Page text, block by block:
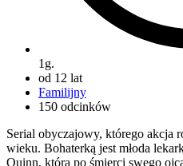
1g.
od 12 lat
Familijny
150 odcinków
Serial obyczajowy, którego akcja
wieku. Bohaterką jest młoda
Quinn, która po śmierci swego